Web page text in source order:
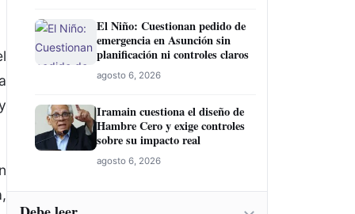
El Niño: Cuestionan pedido de
emergencia en Asunción sin
planificación ni controles claros
agosto 6, 2026
Iramain cuestiona el diseño de
Hambre Cero y exige controles
sobre su impacto real
agosto 6, 2026